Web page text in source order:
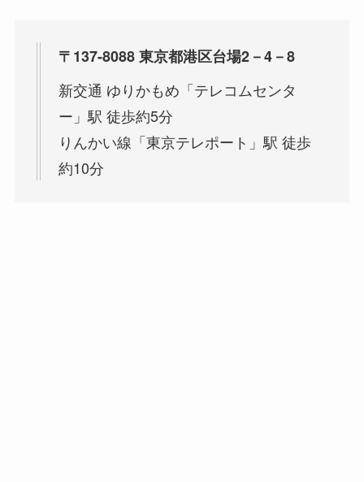
〒137-8088 東京都港区台場2－4－8
新交通 ゆりかもめ「テレコムセンタ
ー」駅 徒歩約5分
りんかい線「東京テレポート」駅 徒歩
約10分